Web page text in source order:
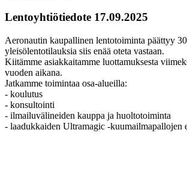
Lentoyhtiötiedote 17.09.2025
Aeronautin kaupallinen lentotoiminta päättyy
yleisölentotilauksia siis enää oteta vastaan.
Kiitämme asiakkaitamme luottamuksesta
vuoden aikana.
Jatkamme toimintaa osa-alueilla:
- koulutus
- konsultointi
- ilmailuvälineiden kauppa ja huoltotoiminta
- laadukkaiden Ultramagic -kuumailmapallojen